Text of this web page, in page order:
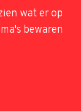
wat er op
bewaren